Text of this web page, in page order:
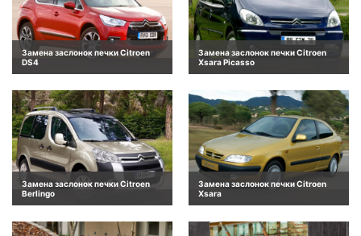
Замена заслонок печки Citroen
DS4
Замена заслонок печки Citroen
Xsara Picasso
Замена заслонок печки Citroen
Berlingo
Замена заслонок печки Citroen
Xsara